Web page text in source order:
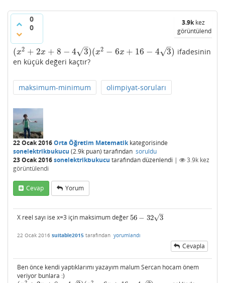
0
0
3.9kkez
görüntülendi
(x2 + 2x + 8 − 4 3
–
√ )(x2 − 6x + 16 − 4 3
–
√ )
(x2+ 2x +8− 43 (x 2− 6x+16−43)
ifadesinin
en küçük değeri kaçtır?
maksimum-minimum olimpiyat-soruları
22 Ocak 2016Orta Öğretim Matematikkategorisinde
sonelektrikbukucu (2.9k puan) tarafından soruldu
23 Ocak 2016sonelektrikbukucu tarafındandüzenlendi | 3.9k kez
görüntülendi
Cevap Yorum
X reel sayı ise x=3 için maksimum değer56 − 32 3
–
√
56 −323
22 Ocak 2016 suitable2015 tarafından yorumlandı
Cevapla
Ben önce kendi yaptıklarımı yazayım malum Sercan hocam önem
veriyor bunlara :)
– –